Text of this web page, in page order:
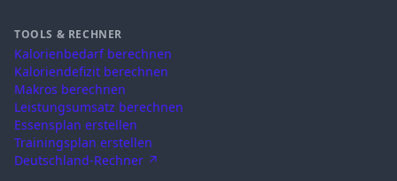
TOOLS & RECHNER
Kalorienbedarf berechnen
Kaloriendefizit berechnen
Makros berechnen
Leistungsumsatz berechnen
Essensplan erstellen
Trainingsplan erstellen
Deutschland-Rechner ↗